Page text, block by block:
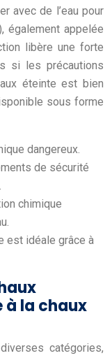
avec de l’eau pour
également appelée
libère une forte
si les précautions
éteinte est bien
sous forme
dangereux.
de sécurité
chimique
est idéale grâce à
à la chaux
catégories,